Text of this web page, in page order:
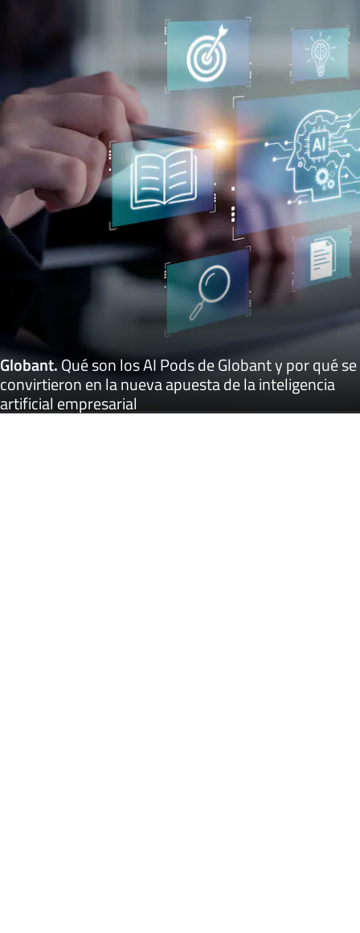
Globant.Qué son los AI Pods de Globant y por qué se
convirtieron en la nueva apuesta de la inteligencia
artificial empresarial